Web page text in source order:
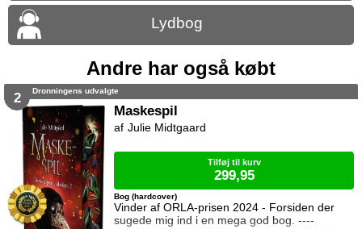
Lydbog
Andre har også købt
2 Dronningens udvalgte
Maskespil
Vinder af ORLA-prisen 2024 - Forsiden der
sugede mig ind i en mega god bog. ----
Bog (hardcover)
Julie Midtgaard
Tilføj til kurv
299,95